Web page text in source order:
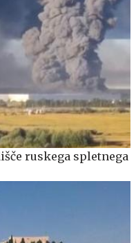
ruskega spletnega